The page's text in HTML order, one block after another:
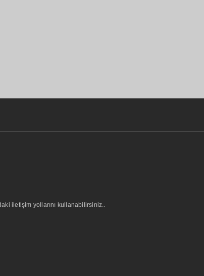
iletişim yollarını kullanabilirsiniz..